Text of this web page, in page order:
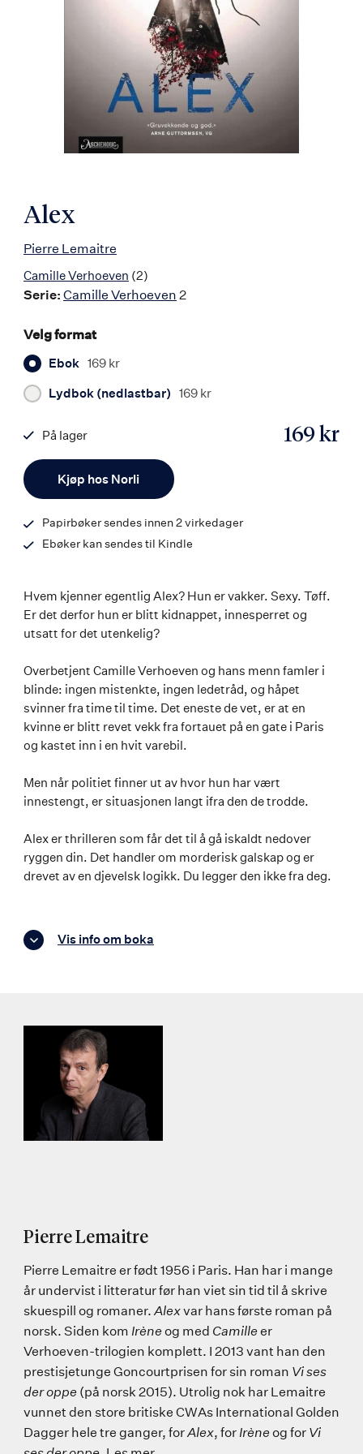
Alex
Pierre Lemaitre
Camille Verhoeven (2)
Serie: Camille Verhoeven 2
Velg format
Ebok 169 kr
Lydbok (nedlastbar) 169 kr
Kjøp hos Norli
169 kr
På lager
9788203370014
Papirbøker sendes innen 2 virkedager
Ebøker kan sendes til Kindle
Hvem kjenner egentlig Alex? Hun er vakker. Sexy. Tøff.
Er det derfor hun er blitt kidnappet, innesperret og
utsatt for det utenkelig?
Overbetjent Camille Verhoeven og hans menn famler i
blinde: ingen mistenkte, ingen ledetråd, og håpet
svinner fra time til time. Det eneste de vet, er at en
kvinne er blitt revet vekk fra fortauet på en gate i Paris
og kastet inn i en hvit varebil.
Men når politiet finner ut av hvor hun har vært
innestengt, er situasjonen langt ifra den de trodde.
Alex er thrilleren som får det til å gå iskaldt nedover
ryggen din. Det handler om morderisk galskap og er
drevet av en djevelsk logikk. Du legger den ikke fra deg.
Vis info om boka
Pierre Lemaitre
Pierre Lemaitre er født 1956 i Paris. Han har i mange
år undervist i litteratur før han viet sin tid til å skrive
skuespill og romaner. Alexvar hans første roman på
norsk. Siden kom Irèneog med Camilleer
Verhoeven-trilogien komplett. I 2013 vant han den
prestisjetunge Goncourtprisen for sin roman Vi ses
der oppe (på norsk 2015). Utrolig nok har Lemaitre
vunnet den store britiske CWAs International Golden
Dagger hele tre ganger, forAlex, for Irèneog for Vi